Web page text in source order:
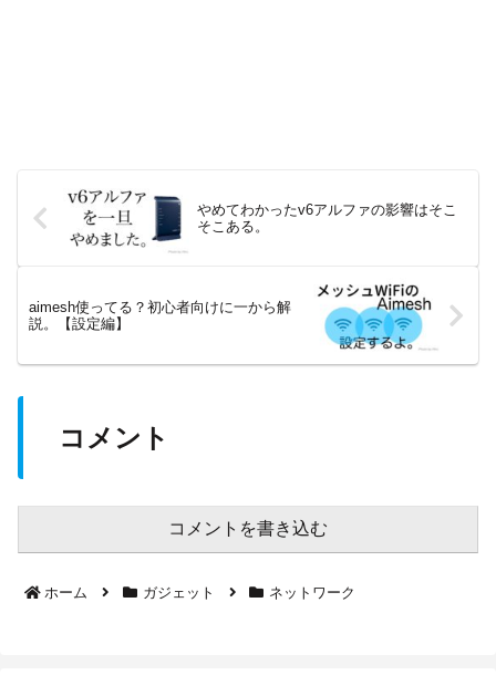
やめてわかったv6アルファの影響はそこ
そこある。
aimesh使ってる？初心者向けに一から解
説。【設定編】
コメント
コメントを書き込む
ホーム ガジェット ネットワーク